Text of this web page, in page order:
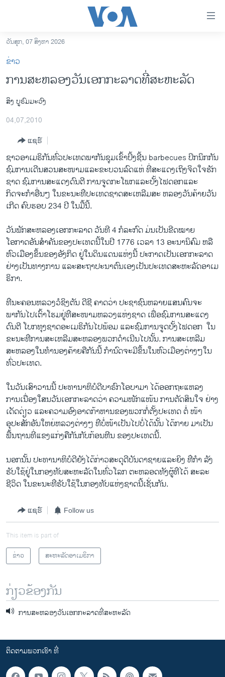
ເຂົ້າ
ຫາ
ຂ້າມ
ຂ້າມ
ໄປ
ຫາ
ການເລືອກຕັ້ງ ປະທານາທີບໍດີ ສະຫະລັດ 2024
ຂ່າວ​ຈີນ
ໂລກ
ເອເຊຍ
ອິດສະຫຼະພາບດ້ານການຂ່າວ
ຊີວິດຊາວລາວ
ວິທະຍາສາດ-ເທັກໂນໂລຈີ
ທຸລະກິດ
ພາສາອັງກິດ
ສຽງ
ລາຍການກະຈາຍສຽງ
ລາຍງານ
ຕິດຕາມພວກເຮົາ ທີ່
ພາສາຕ່າງໆ
ວັນສຸກ, 07 ສິງຫາ 2026
ຂ່າວ
ການສະຫລອງວັນເອກກະລາດທີ່ສະຫະລັດ
ສິງ ບູຣົມມະວົງ
04,07,2010
ແຊຣ໌
ຊາວ​ອາ​ເມຣິກັນ​ທົ່ວ​ປະ​ເທດ​ພາກັນ​ຊຸມ​ເຂົ້າປິ້ງ​ຊີ້ນ barbecues ປິກ​ນິກກັນ
ຊົມການ​ເດີນ​ສວນສະໜາມແລະ​ຂະ​ບວນລົດ​ແຫ່ ທີ່ສະ​ແດງເຖິງຈິດ​ໃຈ​ຮັກ​
ຊາດ ​ຊົມການສະ​ແດງ​ດົນຕີ ການຈູດກະ​ໂພ​ກແລະ​ບັ້ງ​ໄຟ​ດອກແລະ​
ກິດຈະກຳ​ອື່ນໆ​ ໃນ​ຂະນະ​ທ່ີ​ປະ​ເທດ​ຊາດ​ສະ​ເຫລີ​ມສະ ຫລອງ​ວັນ​ຄ້າຍ​ວັນ​
ເກີດ​ ຄົບຮອບ 234 ປີ ​ໃນ​ມື້​ນີ້.
ວັນພັກ​ສະຫລອງ​ເອກ​ກະລາ​ດ ວັນ​ທີ 4 ກໍລະກົດ​ ​ມ່ນເປັນຂີດ​ໝາຍ ​
ໂອກາດ​ອັນ​ສຳຄັນ​ຂອງ​ປະ​ເທດ​ນີ້ໃນ​ປີ 1776 ​ເວລາ 13 ອະ​ນານິຄົມ ​ຫລື​
ຫົວ​ເມືອງ​ຂຶ້ນຂອງ​ອັງກິດ ຢູ່​ໃນ​ດິນ​ແດນ​ແຫ່ງ​ນີ້ ​ປະກາດ​ເປັນ​ເອກ​ກະລາດ​
ຢ່າງ​ເປັນ​ທາງ​ການ ​ແລະ​ສະຖາປະນາ​ຕົນ​ເອງ​ເປັນ​ປະ​ເທດ​ສະຫະລັດ​ອາ​ເມ
ຣິກາ.
ທ່ີ​ນະຄອນຫລວງ​ວໍ​ຊິງ​ຕັນ ດີ​ຊີ ຄາດ​ວ່າ ປະຊາຊົນ​ຫລາຍ​ແສນ​ຄົນ​ຈະ​
ພາກັນໄປ​ເຕົ້າ​ໂຮມ​ຢູ່​ທ່ີ​ສະໜາມ​ຫລວງ​ແຫ່ງ​ຊາດ​ ເພື່ອຊົມ​ການສະ​ແດງ​
ດົນຕີ ໂບກ​ທຸງຊາດ​ອະ​ເມຣິກັນ​ໄປ​ພ້ອມ​ ແລະ​ຊົມ​ການ​ຈູດ​ບັ້ງ​ໄຟ​ດອກ ​ ໃນ​
ຂະນະ​ທ່ີ​ການສະ​ເຫລີ​ມສະຫລອງ​ພວກ​ດຳ​ເນີນ​ໄປນັ້ນ. ການ​ສະ​ເຫລີ​ມ
ສະຫລອງໃນ​ທຳນອງ​ຄ້າຍຄື​ກັນ​ນີ້ ​ກຳນົດ​ຈະ​ມີຂຶ້ນ​ໃນ​ຫົວ​ເມືອງ​ຕ່າງໆ​ໃນ​
ທົ່ວ​ປະ​ເທດ.
ໃນ​ວັນ​ເສົາ​ວານ​ນີ້ ປະທານາທິບໍດີ​ບາຣົກ​ໂອ​ບາ​ມາ ​ໄດ້​ອອກ​ຖະ​ແຫລ​ງ
ການ​ເນື່ອງ​ໃສນວັນ​ເອກ​ກະລາດ​ວ່າ ຄວາມ​ໜັກ​ແໜ້ນ ການ​ຕັດສິນ​ໃຈ ​ຢ່າງ​
ເດັດດ່ຽວ ແລະ​ຄວາມ​ອົງອາດ​ກ້າຫານ​ຂອງ​ພວກ​ກໍ່​ຕັ້ງ​ປະ​ເທດ ຕໍ່ ໜ້າ​
ອຸປະສັກ​ອັນ​ໃຫຍ່​ຫລວງຕ່າງໆ ​ທ່ີ​ບໍ່​ໜ້າ​ເປັນ​ໄປ​ບໍ່​ໄດ້​ນັ້ນ ​ໄດ້​ກາຍ ມາ​ເປັນ​
ພື້ນຖານ​ທີ່​ແຂງແກ່ງຄື​ກັນ​ກັບ​ກ້ອນ​ຫີນ ຂອງ​ປະ​ເທດນີ້.
ນອກ​ນັ້ນ ປະທານາທິບໍດີ​ຍັງໄດ້​ກ່າວ​ສະດຸ​ດີ​ບັນດາຊາຍແລະຍິງ​ ທ່ີກຳ ລັງ​
ຮັບ​ໃຊ້​ຢູ່ໃນ​ກອງທັບ​ສະຫະລັດ​ໃນ​ທົ່ວ​ໂລກ ຕະຫລອດ​ທັງຜູ້​ທ່ີ​ໄດ້ ສະລະ​
ຊີວິດ ​ໃນ​ຂະນະ​ທ່ີ​ຮັບ​ໃຊ້​ໃນ​ກອງທັບ​ແຫ່ງ​ຊາດ​ນີ້​ເຊັ່ນ​ກັນ.
ແຊຣ໌ Follow us
This item is part of
ຂ່າວ
ສະຫະລັດອາເມຣິກາ
ກ່ຽວຂ້ອງກັນ
ການສະຫລອງວັນເອກກະລາດທີ່ສະຫະລັດ
ຕິດຕາມພວກເຮົາ ທີ່